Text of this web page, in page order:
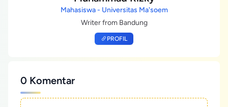
Mahasiswa - Universitas Ma'soem
Writer from Bandung
PROFIL
0 Komentar